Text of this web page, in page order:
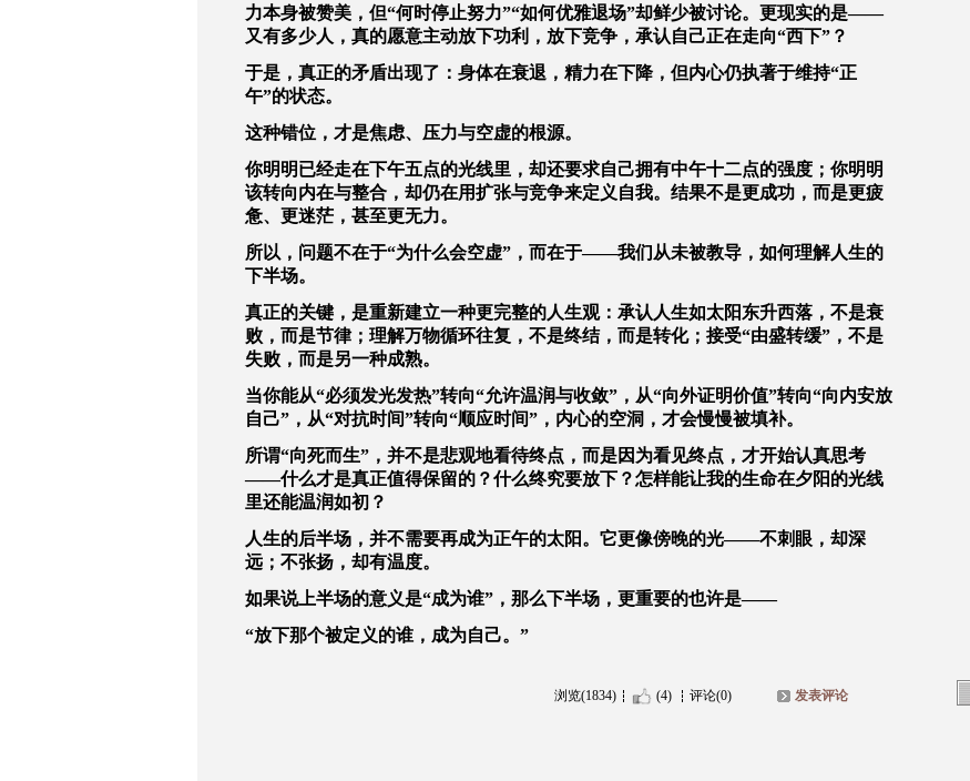
力本身被赞美，但“何时停止努力”“如何优雅退场”却鲜少被讨论。更现实的是——
又有多少人，真的愿意主动放下功利，放下竞争，承认自己正在走向“西下”？
于是，真正的矛盾出现了：身体在衰退，精力在下降，但内心仍执著于维持“正
午”的状态。
这种错位，才是焦虑、压力与空虚的根源。
你明明已经走在下午五点的光线里，却还要求自己拥有中午十二点的强度；你明明
该转向内在与整合，却仍在用扩张与竞争来定义自我。结果不是更成功，而是更疲
惫、更迷茫，甚至更无力。
所以，问题不在于“为什么会空虚”，而在于——我们从未被教导，如何理解人生的
下半场。
真正的关键，是重新建立一种更完整的人生观：承认人生如太阳东升西落，不是衰
败，而是节律；理解万物循环往复，不是终结，而是转化；接受“由盛转缓”，不是
失败，而是另一种成熟。
当你能从“必须发光发热”转向“允许温润与收敛”，从“向外证明价值”转向“向内安放
自己”，从“对抗时间”转向“顺应时间”，内心的空洞，才会慢慢被填补。
所谓“向死而生”，并不是悲观地看待终点，而是因为看见终点，才开始认真思考
——什么才是真正值得保留的？什么终究要放下？怎样能让我的生命在夕阳的光线
里还能温润如初？
人生的后半场，并不需要再成为正午的太阳。它更像傍晚的光——不刺眼，却深
远；不张扬，却有温度。
如果说上半场的意义是“成为谁”，那么下半场，更重要的也许是——
“放下那个被定义的谁，成为自己。”
浏览(1834) (4) 评论(0) 发表评论